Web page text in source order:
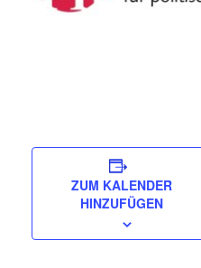
ZUM KALENDER
HINZUFÜGEN